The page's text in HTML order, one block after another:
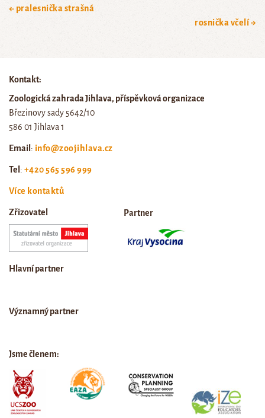
← pralesnička strašná
rosnička včelí →
Kontakt:
Zoologická zahrada Jihlava, příspěvková organizace
Březinovy sady 5642/10
586 01 Jihlava 1
Email : info@zoojihlava.cz
Tel : +420 565 596 999
Více kontaktů
Zřizovatel Partner
Hlavní partner
Významný partner
Jsme členem: